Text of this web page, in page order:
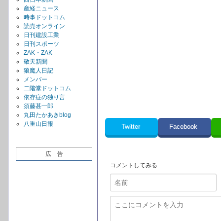
産経ニュース
時事ドットコム
読売オンライン
日刊建設工業
日刊スポーツ
ZAK・ZAK
敬天新聞
狼魔人日記
メンバー
二階堂ドットコム
依存症の独り言
須藤甚一郎
丸田たかあきblog
八重山日報
広 告
Twitter Facebook
コメントしてみる